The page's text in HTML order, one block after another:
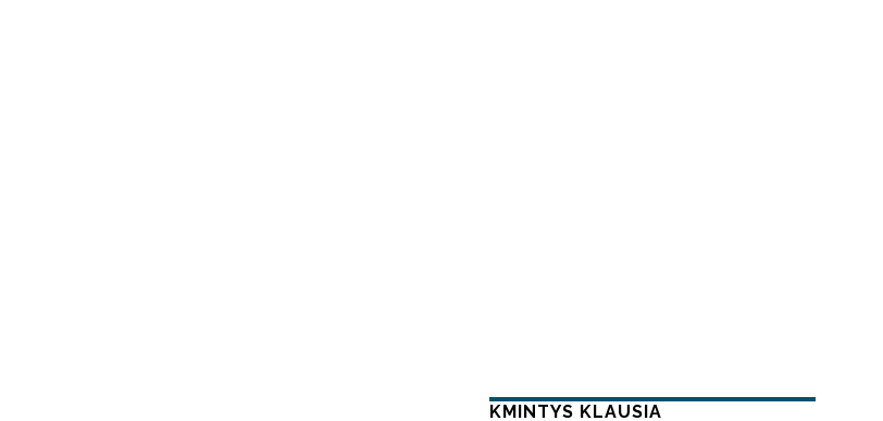
KMINTYS KLAUSIA